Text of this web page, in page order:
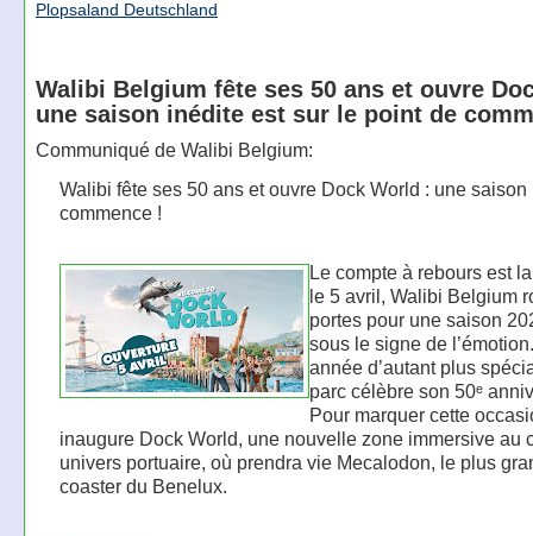
Plopsaland Deutschland
Walibi Belgium fête ses 50 ans et ouvre
une saison inédite est sur le point de
Communiqué de Walibi Belgium:
Walibi fête ses 50 ans et ouvre Dock World : une saison
commence !
Le compte à rebours est
le 5 avril, Walibi Belgium
portes pour une saison
sous le signe de
année d’autant plus
parc célèbre son 50ᵉ
Pour marquer cette
inaugure Dock World, une nouvelle zone immersive au
univers portuaire, où prendra vie Mecalodon, le plus
coaster du Benelux.